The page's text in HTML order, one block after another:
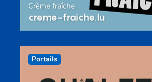
Crème fraîche
creme-fraiche.lu
Portails